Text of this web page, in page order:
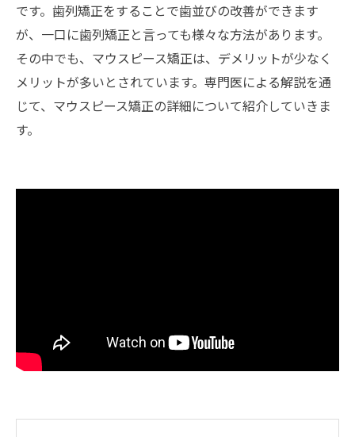
です。歯列矯正をすることで歯並びの改善ができます
が、一口に歯列矯正と言っても様々な方法があります。
その中でも、マウスピース矯正は、デメリットが少なく
メリットが多いとされています。専門医による解説を通
じて、マウスピース矯正の詳細について紹介していきま
す。